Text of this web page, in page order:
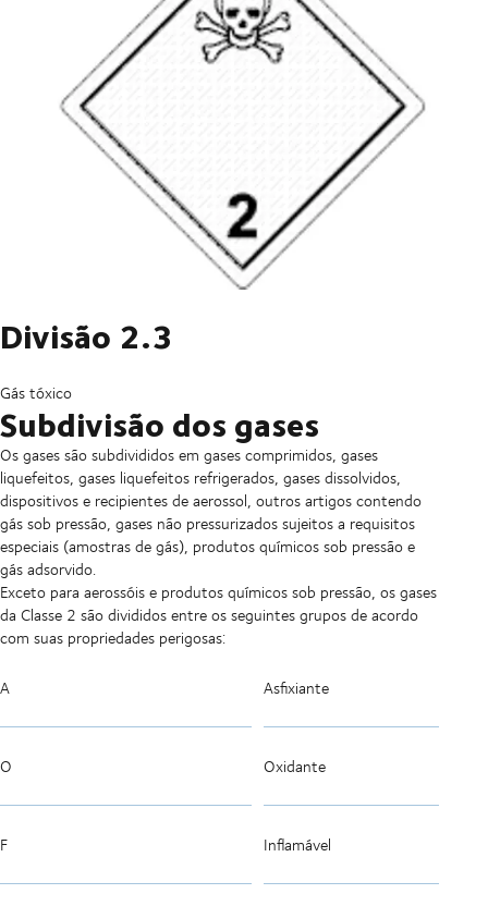
Divisão 2.3
Gás tóxico
Subdivisão dos gases
Os gases são subdivididos em gases comprimidos, gases
liquefeitos, gases liquefeitos refrigerados, gases dissolvidos,
dispositivos e recipientes de aerossol, outros artigos contendo
gás sob pressão, gases não pressurizados sujeitos a requisitos
especiais (amostras de gás), produtos químicos sob pressão e
gás adsorvido.
Exceto para aerossóis e produtos químicos sob pressão, os gases
da Classe 2 são divididos entre os seguintes grupos de acordo
com suas propriedades perigosas:
A Asfixiante
O Oxidante
F Inflamável